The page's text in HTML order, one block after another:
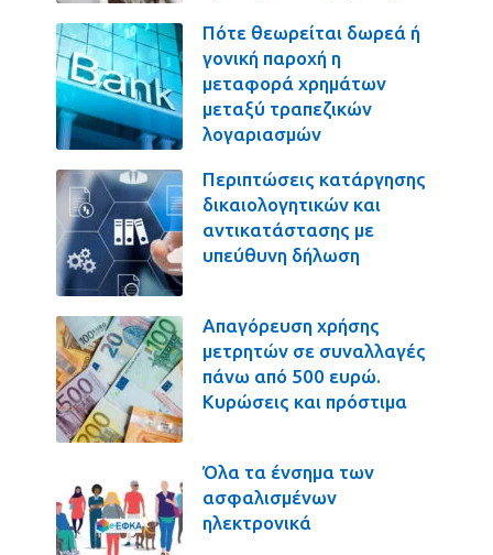
Πότε θεωρείται δωρεά ή
γονική παροχή η
μεταφορά χρημάτων
μεταξύ τραπεζικών
λογαριασμών
Περιπτώσεις κατάργησης
δικαιολογητικών και
αντικατάστασης με
υπεύθυνη δήλωση
Απαγόρευση χρήσης
μετρητών σε συναλλαγές
πάνω από 500 ευρώ.
Κυρώσεις και πρόστιμα
Όλα τα ένσημα των
ασφαλισμένων
ηλεκτρονικά